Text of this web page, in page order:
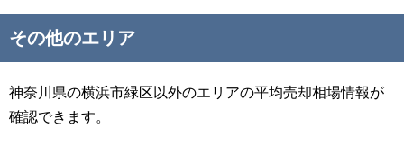
その他のエリア
神奈川県の横浜市緑区以外のエリアの平均売却相場情報が
確認できます。